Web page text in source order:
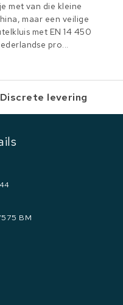
met van die kleine
maar een veilige
met EN 14 450
pro...
Discrete levering
BM